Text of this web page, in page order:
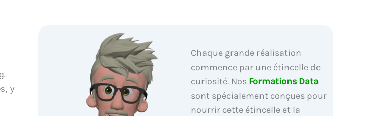
y
Chaque grande réalisation
commence par une étincelle de
curiosité. Nos Formations Data
sont spécialement conçues pour
nourrir cette étincelle et la